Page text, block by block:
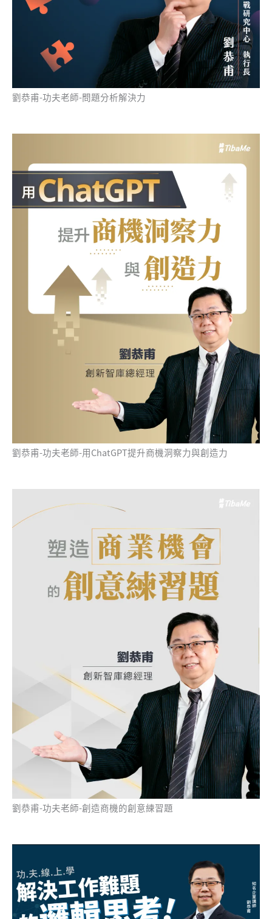
劉恭甫-功夫老師-問題分析解決力
劉恭甫-功夫老師-用ChatGPT提升商機洞察力與創造力
劉恭甫-功夫老師-創造商機的創意練習題